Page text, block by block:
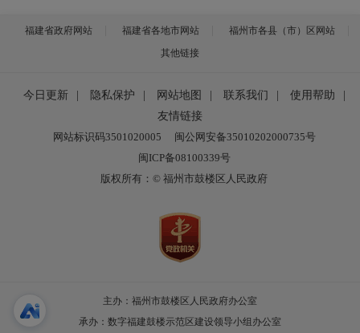
福建省政府网站 福建省各地市网站
福州市各县（市）区网站
其他链接
今日更新 | 隐私保护 | 网站地图 | 联系我们 | 使用帮助
|
友情链接
网站标识码3501020005
闽公网安备35010202000735号
闽ICP备08100339号
版权所有：© 福州市鼓楼区人民政府
主办：福州市鼓楼区人民政府办公室
承办：数字福建鼓楼示范区建设领导小组办公室